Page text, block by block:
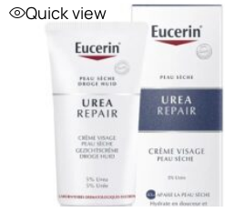
Quick view